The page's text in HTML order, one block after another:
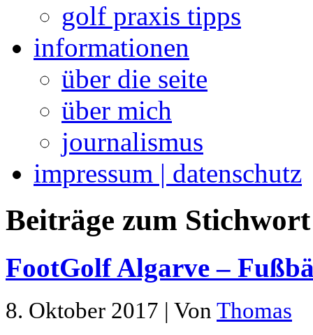
golf praxis tipps
informationen
über die seite
über mich
journalismus
impressum | datenschutz
Beiträge zum Stichwort
FootGolf Algarve –
8. Oktober 2017 | Von Thomas